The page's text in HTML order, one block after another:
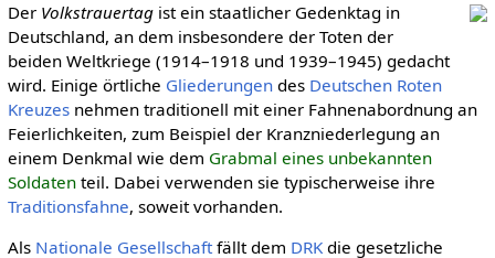
Der Volkstrauertagist ein staatlicher Gedenktag in
Deutschland, an dem insbesondere der Toten der
beiden Weltkriege (1914–1918 und 1939–1945) gedacht
wird. Einige örtliche Gliederungendes Deut­schen Roten
Kreu­zesnehmen traditionell mit einer Fahnenabordnung an
Feierlichkeiten, zum Beispiel der Kranzniederlegung an
einem Denkmal wie dem Grabmal eines unbekannten
Soldatenteil. Dabei verwenden sie typischerweise ihre
Traditionsfahne, soweit vorhanden.
Als Nationale Gesellschaftfällt dem DRKdie gesetzliche